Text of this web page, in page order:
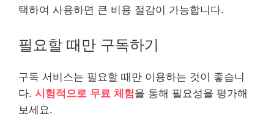
택하여 사용하면 큰 비용 절감이 가능합니다.
필요할 때만 구독하기
구독 서비스는 필요할 때만 이용하는 것이 좋습니
다. 시험적으로 무료 체험을 통해 필요성을 평가해
보세요.